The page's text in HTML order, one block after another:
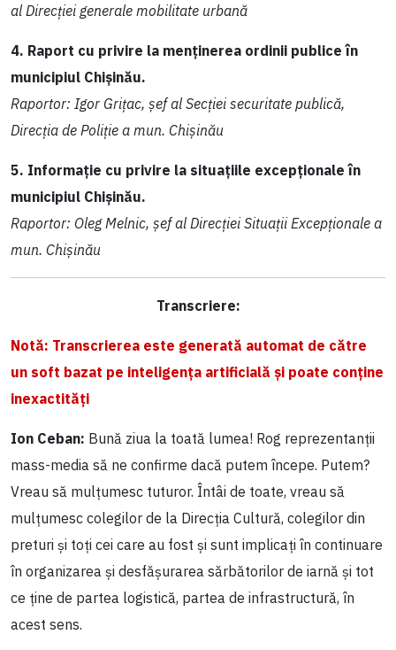
al Direcției generale mobilitate urbană
4. Raport cu privire la menținerea ordinii publice în
municipiul Chișinău.
Raportor: Igor Grițac, șef al Secției securitate publică,
Direcția de Poliție a mun. Chișinău
5. Informație cu privire la situațiile excepționale în
municipiul Chișinău.
Raportor: Oleg Melnic, șef al Direcției Situații Excepționale a
mun. Chișinău
Transcriere:
Notă: Transcrierea este generată automat de către
un soft bazat pe inteligența artificială și poate conține
inexactități
Ion Ceban: Bună ziua la toată lumea! Rog reprezentanții
mass-media să ne confirme dacă putem începe. Putem?
Vreau să mulțumesc tuturor. Întâi de toate, vreau să
mulțumesc colegilor de la Direcția Cultură, colegilor din
preturi și toți cei care au fost și sunt implicați în continuare
în organizarea și desfășurarea sărbătorilor de iarnă și tot
ce ține de partea logistică, partea de infrastructură, în
acest sens.